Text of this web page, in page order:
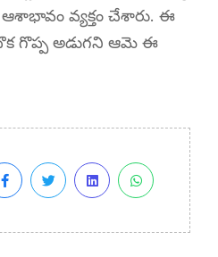
వ్యక్తం చేశారు. ఈ
గొప్ప అడుగని ఆమె ఈ